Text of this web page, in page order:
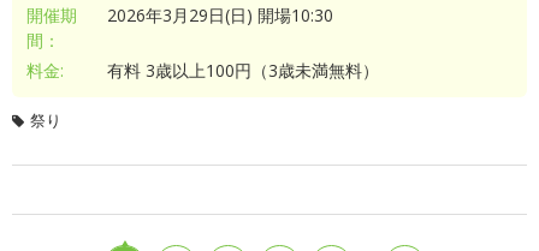
開催期
間：
2026年3月29日(日) 開場10:30
料金: 有料 3歳以上100円（3歳未満無料）
祭り